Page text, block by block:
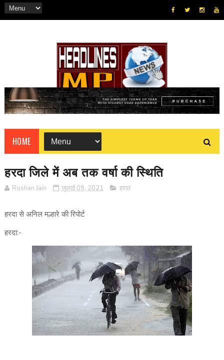
HOME
हरदा जिले में अब तक वर्षा की स्थिति
Roshan Jain जुलाई 09, 2021 हरदा
हरदा से अनिल मल्हारे की रिपोर्ट
हरदा:-